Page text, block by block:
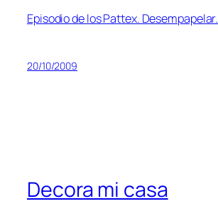
Episodio de los Pattex. Desempapelar.
20/10/2009
Decora mi casa